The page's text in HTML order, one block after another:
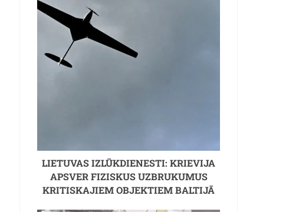
LIETUVAS IZLŪKDIENESTI: KRIEVIJA
APSVER FIZISKUS UZBRUKUMUS
KRITISKAJIEM OBJEKTIEM BALTIJĀ